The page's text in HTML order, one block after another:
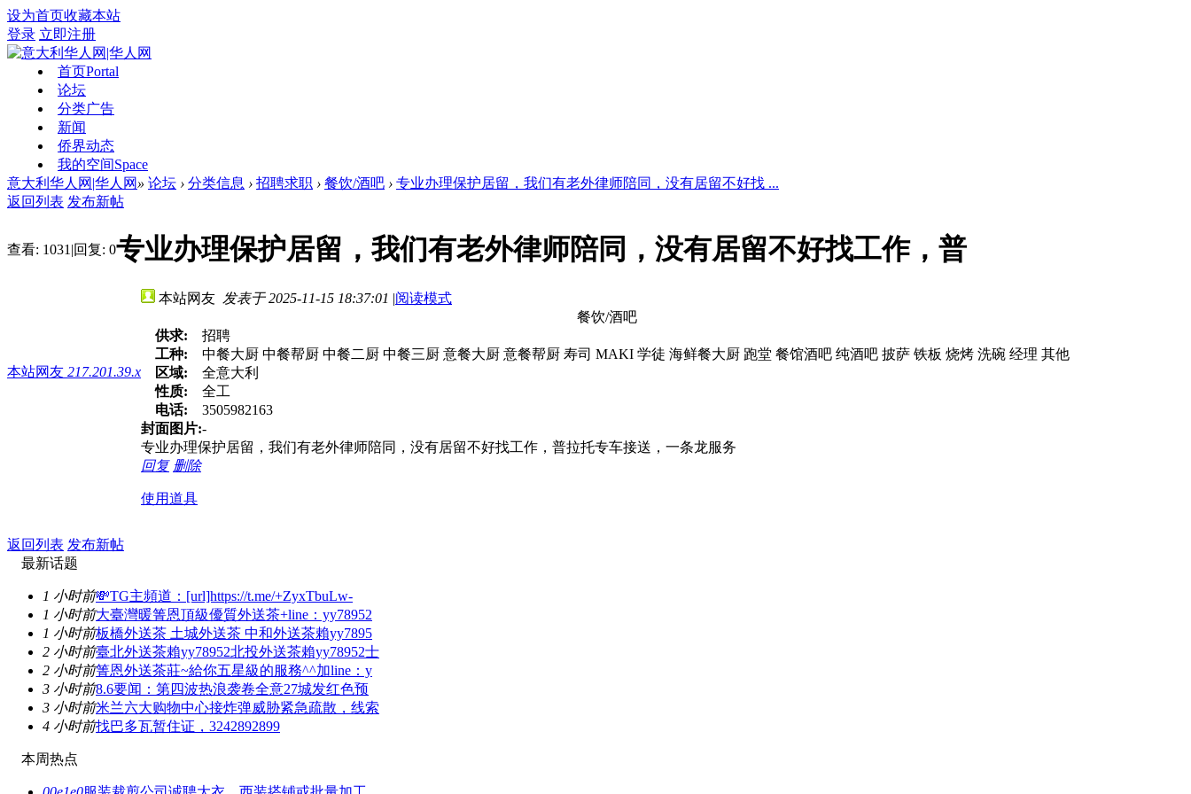
设为首页收藏本站
登录 立即注册
首页Portal
论坛
分类广告
新闻
侨界动态
我的空间Space
意大利华人网|华人网 » 论坛 › 分类信息 › 招聘求职 › 餐饮/酒吧 › 专业办理保护居留，我们有老外律师陪同，没有居留不好找 ...
返回列表 发布新帖
查看: 1031 |回复: 0专业办理保护居留，我们有老外律师陪同，没有居留不好找工作，普
本站网友 217.201.39.x
本站网友 发表于 2025-11-15 18:37:01 |阅读模式
餐饮/酒吧
供求:
招聘
工种:
中餐大厨 中餐帮厨 中餐二厨 中餐三厨 意餐大厨 意餐帮厨 寿司 MAKI 学徒 海鲜餐大厨 跑堂 餐馆酒吧 纯酒吧 披萨 铁板 烧烤 洗碗 经理 其他
区域:
全意大利
性质:
全工
电话:
3505982163
封面图片:-
专业办理保护居留，我们有老外律师陪同，没有居留不好找工作，普拉托专车接送，一条龙服务
回复 删除
使用道具
返回列表 发布新帖
最新话题
1 小时前💸TG主頻道：[url]https://t.me/+ZyxTbuLw-
1 小时前大臺灣暖箐恩頂級優質外送茶+line：yy78952
1 小时前板橋外送茶 土城外送茶 中和外送茶賴yy7895
2 小时前臺北外送茶賴yy78952北投外送茶賴yy78952士
2 小时前箐恩外送茶莊~給你五星級的服務^^加line：y
3 小时前8.6要闻：第四波热浪袭卷全意27城发红色预
3 小时前米兰六大购物中心接炸弹威胁紧急疏散，线索
4 小时前找巴多瓦暂住证，3242892899
本周热点